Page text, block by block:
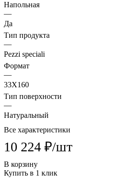
Напольная
—
Да
Тип продукта
—
Pezzi speciali
Формат
—
33X160
Тип поверхности
—
Натуральный
Все характеристики
10 224 ₽/шт
В корзину
Купить в 1 клик